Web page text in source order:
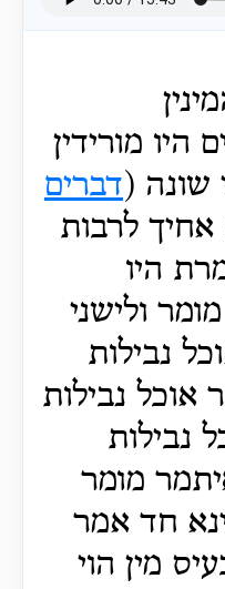
היו מורידין
שונה (דברים
לרבות
היו
ולישני
נבילות
אוכל נבילות
נבילות
מומר
חד אמר
מין הוי